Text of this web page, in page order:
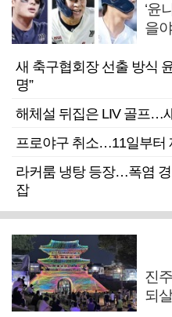
‘윤
을
새 축구협회장 선출 방식
명”
해체설 뒤집은 LIV 골프…
프로야구 취소…11일부터
라커룸 냉탕 등장…폭염
잡
진
되